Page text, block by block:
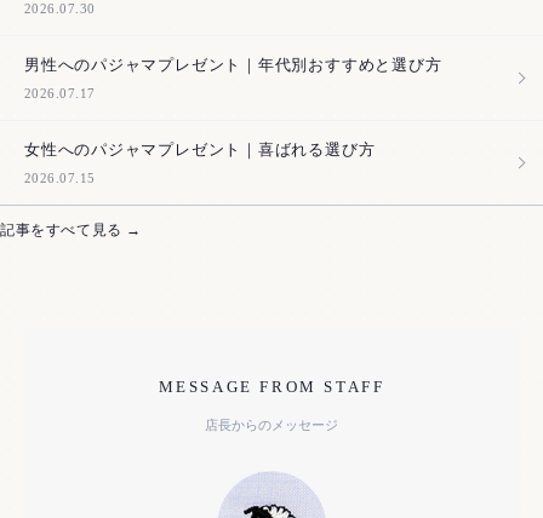
2026.07.30
男性へのパジャマプレゼント｜年代別おすすめと選び方
2026.07.17
女性へのパジャマプレゼント｜喜ばれる選び方
2026.07.15
記事をすべて見る →
MESSAGE FROM STAFF
店長からのメッセージ